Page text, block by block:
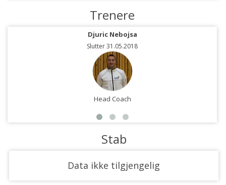
Trenere
Djuric Nebojsa
Slutter 31.05.2018
Head Coach
Stab
Data ikke tilgjengelig